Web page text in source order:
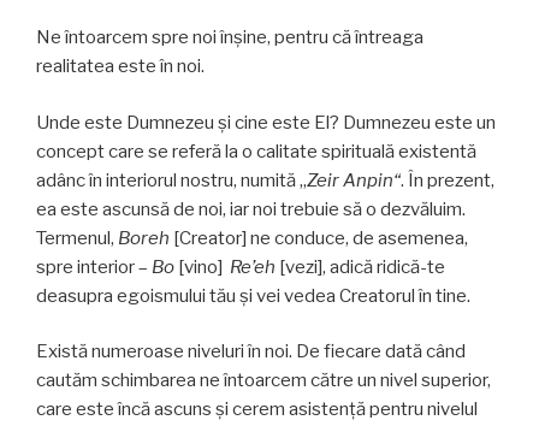
Ne întoarcem spre noi înşine, pentru că întreaga
realitatea este în noi.
Unde este Dumnezeu şi cine este El? Dumnezeu este un
concept care se referă la o calitate spirituală existentă
adânc în interiorul nostru, numită „Zeir Anpin“. În prezent,
ea este ascunsă de noi, iar noi trebuie să o dezvăluim.
Termenul, Boreh [Creator] ne conduce, de asemenea,
spre interior – Bo [vino] Re’eh [vezi], adică ridică-te
deasupra egoismului tău şi vei vedea Creatorul în tine.
Există numeroase niveluri în noi. De fiecare dată când
cautăm schimbarea ne întoarcem către un nivel superior,
care este încă ascuns şi cerem asistenţă pentru nivelul